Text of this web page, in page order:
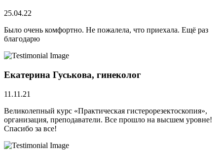
25.04.22
Было очень комфортно. Не пожалела, что приехала. Ещё раз
благодарю
Екатерина Гуськова, гинеколог
11.11.21
Великолепный курс «Практическая гистерорезектоскопия»,
организация, преподаватели. Все прошло на высшем уровне!
Спасибо за все!